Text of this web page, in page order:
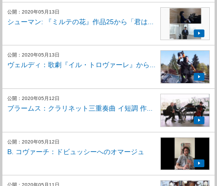
公開：2020年05月13日
シューマン: 『ミルテの花』作品25から「君は...
公開：2020年05月13日
ヴェルディ：歌劇『イル・トロヴァーレ』から...
公開：2020年05月12日
ブラームス：クラリネット三重奏曲 イ短調 作...
公開：2020年05月12日
B. コヴァーチ：ドビュッシーへのオマージュ